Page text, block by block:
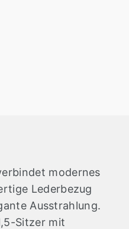
modernes
Lederbezug
Ausstrahlung.
Sitzer mit